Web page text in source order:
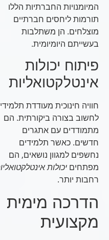
המיומנויות החברתיות הללו
תורמות ליחסים חברתיים
מוצלחים. הן משתלבות
בעשייתם היומיומית.
פיתוח יכולות
אינטלקטואליות
חוויה חינוכית מעודדת תלמידים
לחשוב בצורה ביקורתית. הם
מתמודדים עם אתגרים
חדשים. כאשר תלמידים
נחשפים למגוון נושאים, הם
מפתחיםיכולות אינטלקטואליות
רחבות יותר.
הדרכה מימית
מקצועית